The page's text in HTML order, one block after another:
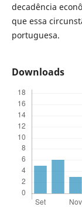
decadência
que essa
portuguesa.
Downloads